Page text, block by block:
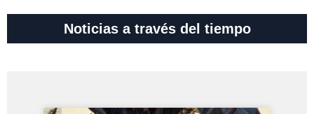
Noticias a través del tiempo